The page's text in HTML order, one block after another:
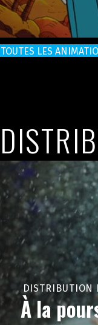
TOUTES LES
DISTRIBUTION
À la